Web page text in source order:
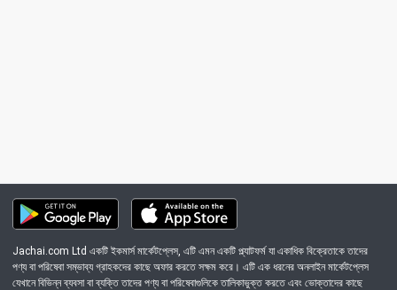
Jachai.com Ltd একটি ইকমার্স মার্কেটপ্লেস, এটি এমন একটি প্ল্যাটফর্ম যা একাধিক বিক্রেতাকে তাদের
পণ্য বা পরিষেবা সম্ভাব্য গ্রাহকদের কাছে অফার করতে সক্ষম করে। এটি এক ধরনের অনলাইন মার্কেটপ্লেস
যেখানে বিভিন্ন ব্যবসা বা ব্যক্তি তাদের পণ্য বা পরিষেবাগুলিকে তালিকাভুক্ত করতে এবং ভোক্তাদের কাছে